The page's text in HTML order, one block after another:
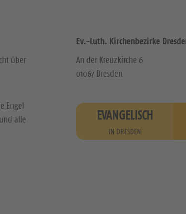
über
Engel
alle
Ev.-Luth. Kirchenbezirke
An der Kreuzkirche 6
01067 Dresden
EVANGELISCH
IN DRESDEN